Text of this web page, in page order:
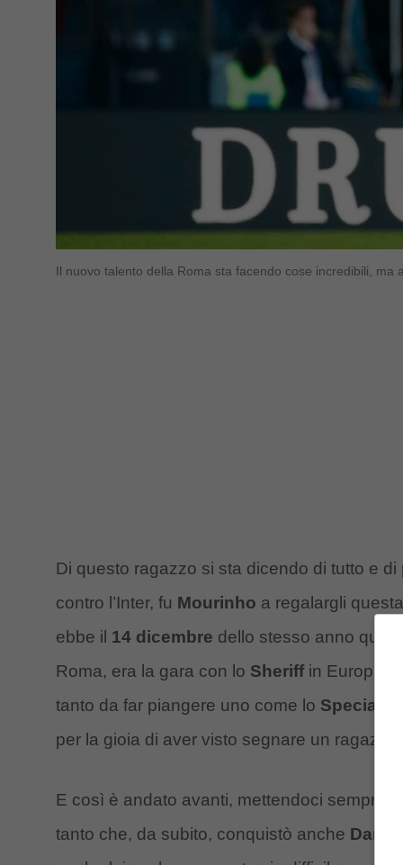
Il nuovo talento della Roma sta facendo cose incredibili,
Di questo ragazzo si sta dicendo di tutto e
contro l’Inter, fu Mourinho a regalargli
ebbe il 14 dicembre dello stesso anno
Roma, era la gara con lo Sheriffin Europa
tanto da far piangere uno come lo Special
per la gioia di aver visto segnare un
E così è andato avanti, mettendoci sempre
tanto che, da subito, conquistò anche